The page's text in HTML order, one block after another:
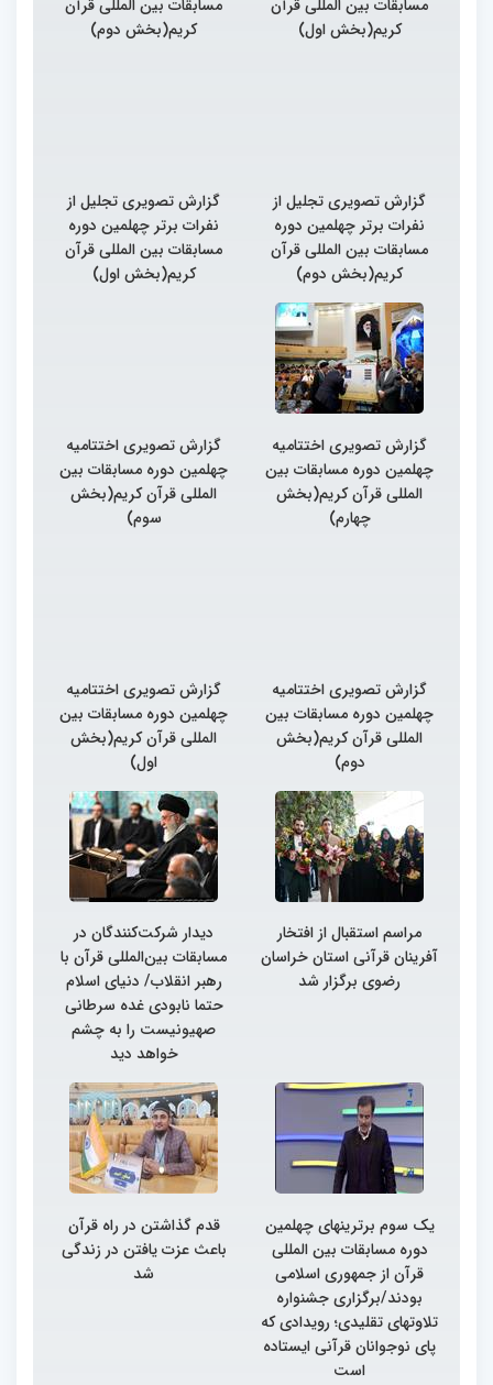
مسابقات بین المللی قرآن
کریم(بخش اول)
مسابقات بین المللی قرآن
کریم(بخش دوم)
گزارش تصویری تجلیل از
نفرات برتر چهلمین دوره
مسابقات بین المللی قرآن
کریم(بخش دوم)
گزارش تصویری تجلیل از
نفرات برتر چهلمین دوره
مسابقات بین المللی قرآن
کریم(بخش اول)
گزارش تصویری اختتامیه
چهلمین دوره مسابقات بین
المللی قرآن کریم(بخش
چهارم)
گزارش تصویری اختتامیه
چهلمین دوره مسابقات بین
المللی قرآن کریم(بخش
سوم)
گزارش تصویری اختتامیه
چهلمین دوره مسابقات بین
المللی قرآن کریم(بخش
دوم)
گزارش تصویری اختتامیه
چهلمین دوره مسابقات بین
المللی قرآن کریم(بخش
اول)
مراسم استقبال از افتخار
آفرینان قرآنی استان خراسان
رضوی برگزار شد
دیدار شرکت‌کنندگان در
مسابقات بین‌المللی قرآن با
رهبر انقلاب/ دنیای اسلام
حتما نابودی غده سرطانی
صهیونیست را به چشم
خواهد دید
یک سوم برترینهای چهلمین
دوره مسابقات بین المللی
قرآن از جمهوری اسلامی
بودند/برگزاری جشنواره
تلاوتهای تقلیدی؛ رویدادی که
پای نوجوانان قرآنی ایستاده
است
قدم گذاشتن در راه قرآن
باعث عزت یافتن در زندگی
شد